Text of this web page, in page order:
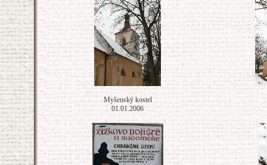
Myšenský kostel
01.01.2006